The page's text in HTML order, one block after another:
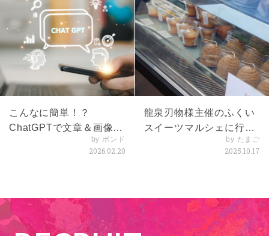
こんなに簡単！？
ChatGPTで文章＆画像体
by ボンド
2026.02.20
龍泉刃物様主催のふくい
スイーツマルシェに行っ
by たまご
2025.10.17